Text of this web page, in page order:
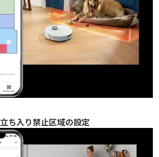
立ち入り禁止区域の設定